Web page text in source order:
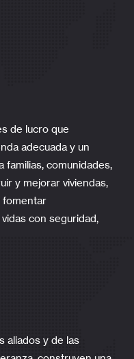
de lucro que
adecuada y un
familias, comunidades,
y mejorar viviendas,
fomentar
con seguridad,
aliados y de las